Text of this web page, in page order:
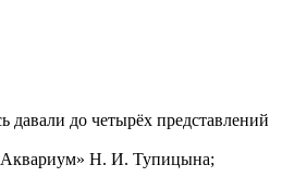
давали до четырёх представлений
Н. И. Тупицына;